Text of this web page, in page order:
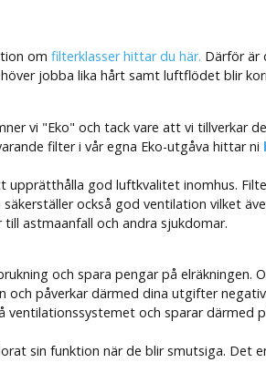
om filterklasser hittar du här. Därför är
jobba lika hårt samt luftflödet blir
vi "Eko" och tack vare att vi tillverkar
filter i vår egna Eko-utgåva hittar ni
god luftkvalitet inomhus.
också god ventilation vilket
astmaanfall och andra sjukdomar.
och spara pengar på elräkningen.
påverkar därmed dina utgifter
och sparar därmed
sin funktion när de blir smutsiga. Det